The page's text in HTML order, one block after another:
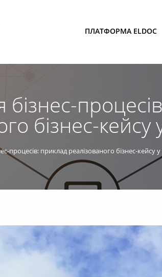
ПЛАТФОРМА ELDOC
бізнес-
бізнес-
процесів: приклад реалізованого бізнес-кейсу